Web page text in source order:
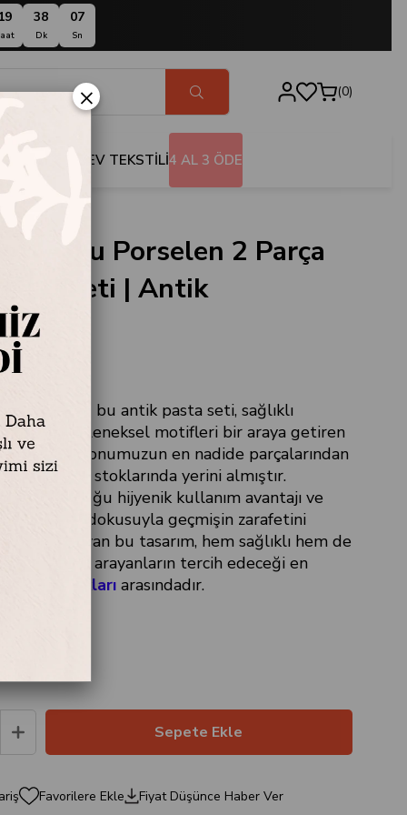
19 38
Dk
06
Sn
0
EV TEKSTİLİ4 AL 3 ÖDE
Topuzlu Porselen 2 Parça
Seti | Antik
O
yansıtan bu antik pasta seti, sağlıklı
ve geleneksel motifleri bir araya getiren
koleksiyonumuzun en nadide parçalarından
Home
stoklarında yerini almıştır.
sunduğu hijyenik kullanım avantajı ve
metal dokusuyla geçmişin zarafetini
taşıyan bu tasarım, hem sağlıklı hem de
kullanım arayanların tercih edeceği en
servis kaşıklarıarasındadır.
Favorilere Ekle Fiyat Düşünce Haber Ver
×